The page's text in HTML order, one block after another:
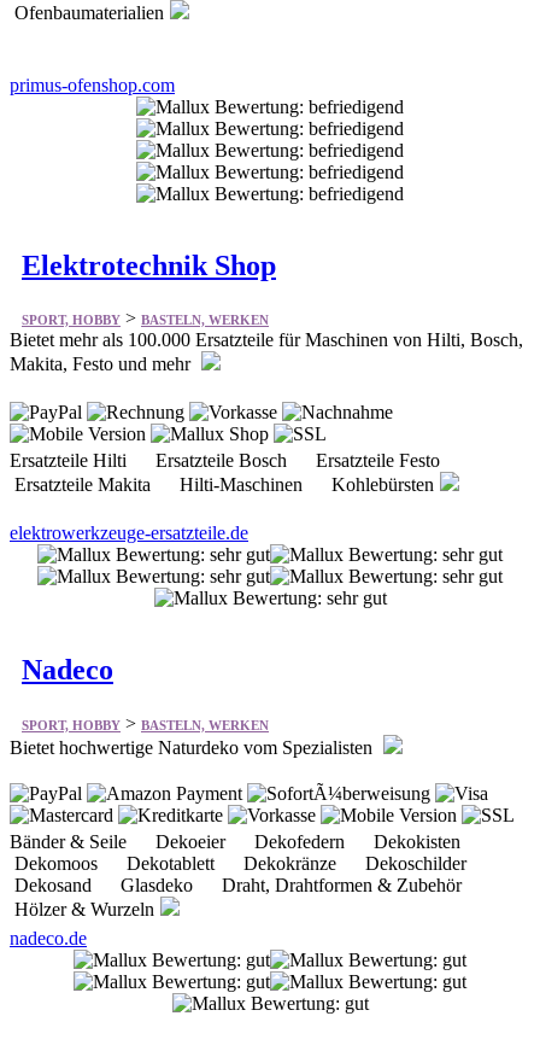
Ofenbaumaterialien
primus-ofenshop.com
Elektrotechnik Shop
SPORT, HOBBY > BASTELN, WERKEN
Bietet mehr als 100.000 Ersatzteile für Maschinen von Hilti, Bosch,
Makita, Festo und mehr
Ersatzteile Hilti Ersatzteile Bosch Ersatzteile Festo
Ersatzteile Makita Hilti-Maschinen Kohlebürsten
elektrowerkzeuge-ersatzteile.de
Nadeco
SPORT, HOBBY > BASTELN, WERKEN
Bietet hochwertige Naturdeko vom Spezialisten
Bänder & Seile Dekoeier Dekofedern Dekokisten
Dekomoos Dekotablett Dekokränze Dekoschilder
Dekosand Glasdeko Draht, Drahtformen & Zubehör
Hölzer & Wurzeln
nadeco.de